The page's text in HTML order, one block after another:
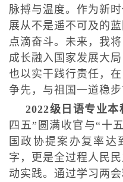
脉搏与温度。作为新
展从不是遥不可及的
点滴奋斗。未来，我
成长融入国家发展大
也以实干践行责任，
争先，与祖国一道稳步
2022级日语专业本
四五”圆满收官与“十
国政协提案办复率达
字，更是全过程人民
动实践。通过学习两